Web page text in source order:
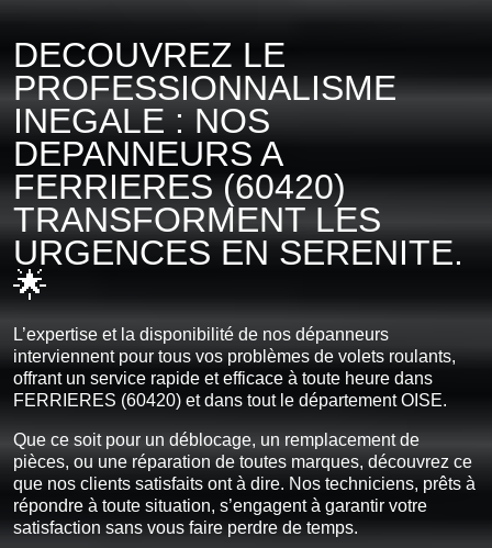
DECOUVREZ LE
PROFESSIONNALISME
INEGALE : NOS
DEPANNEURS A
FERRIERES (60420)
TRANSFORMENT LES
URGENCES EN SERENITE.
🌟
L’expertise et la disponibilité de nos dépanneurs
interviennent pour tous vos problèmes de volets roulants,
offrant un service rapide et efficace à toute heure dans
FERRIERES (60420) et dans tout le département OISE.
Que ce soit pour un déblocage, un remplacement de
pièces, ou une réparation de toutes marques, découvrez ce
que nos clients satisfaits ont à dire. Nos techniciens, prêts à
répondre à toute situation, s’engagent à garantir votre
satisfaction sans vous faire perdre de temps.